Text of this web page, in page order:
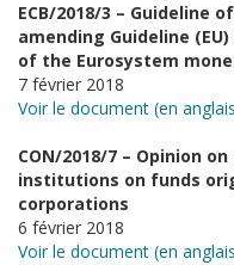
ECB/2018/3 – Guideline
amending Guideline
of the Eurosystem
7 février 2018
Voir le document (en
CON/2018/7 – Opinion
institutions on funds
corporations
6 février 2018
Voir le document (en